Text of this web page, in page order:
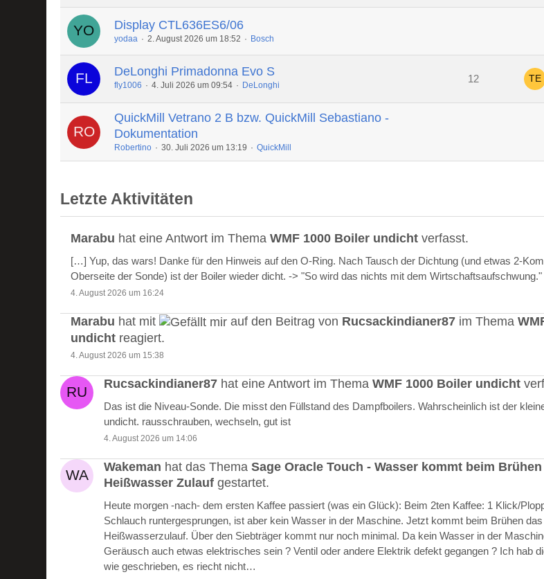
Display CTL636ES6/06
yodaa 2. August 2026 um 18:52 Bosch
DeLonghi Primadonna Evo S
fly1006 4. Juli 2026 um 09:54 DeLonghi
12
QuickMill Vetrano 2 B bzw. QuickMill Sebastiano -
Dokumentation
Robertino 30. Juli 2026 um 13:19 QuickMill
Letzte Aktivitäten
Marabu hat eine Antwort im ThemaWMF 1000 Boiler undicht verfasst.
[…] Yup, das wars! Danke für den Hinweis auf den O-Ring. Nach Tausch der Dichtung (und etwas 2-
Oberseite der Sonde) ist der Boiler wieder dicht. -> "So wird das nichts mit dem Wirtschaftsaufschwung."
4. August 2026 um 16:24
Marabu hat mit auf den Beitrag von Rucsackindianer87 im Thema
undicht reagiert.
4. August 2026 um 15:38
Rucsackindianer87 hat eine Antwort im ThemaWMF 1000 Boiler undicht
Das ist die Niveau-Sonde. Die misst den Füllstand des Dampfboilers. Wahrscheinlich ist der
undicht. rausschrauben, wechseln, gut ist
4. August 2026 um 14:06
Wakeman hat das ThemaSage Oracle Touch - Wasser kommt beim
Heißwasser Zulauf gestartet.
Heute morgen -nach- dem ersten Kaffee passiert (was ein Glück): Beim 2ten Kaffee: 1 Klick/
Schlauch runtergesprungen, ist aber kein Wasser in der Maschine. Jetzt kommt beim Brühen
Heißwasserzulauf. Über den Siebträger kommt nur noch minimal. Da kein Wasser in der
Geräusch auch etwas elektrisches sein ? Ventil oder andere Elektrik defekt gegangen ? Ich hab
wie geschrieben, es riecht nicht…